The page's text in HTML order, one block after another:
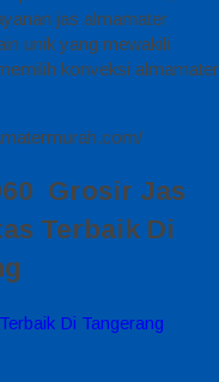
jas almamater
unik yang mewakili
konveksi almamater
Grosir Jas
Terbaik Di
Di Tangerang